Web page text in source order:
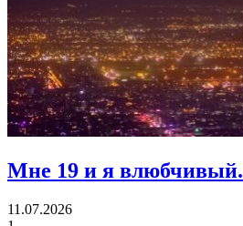
Мне 19 и я влюбчивый.
11.07.2026